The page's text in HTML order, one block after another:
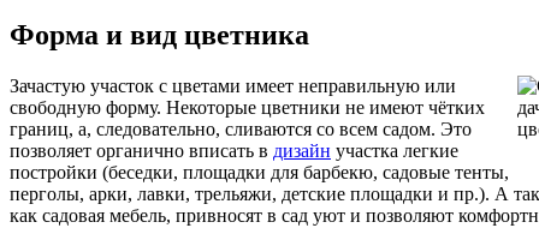
Форма и вид цветника
Зачастую участок с цветами имеет неправильную или
свободную форму. Некоторые цветники не имеют чётких
границ, а, следовательно, сливаются со всем садом. Это
позволяет органично вписать в дизайн участка легкие
постройки (беседки, площадки для барбекю, садовые тенты,
перголы, арки, лавки, трельяжи, детские площадки и пр.). А
как садовая мебель, привносят в сад уют и позволяют